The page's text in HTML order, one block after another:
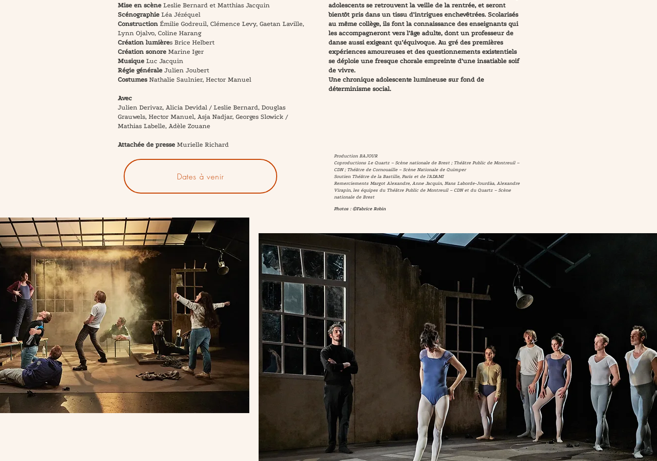
Production BAJOUR
Coproductions Le Quartz – Scène nationale de Brest ; Théâtre Public de Montreuil –
CDN ; Théâtre de Cornouaille – Scène Nationale de Quimper
Soutien Théâtre de la Bastille, Paris et de l'ADAMI
Remerciements Margot Alexandre, Anne Jacquin, Nans Laborde-Jourdàa, Alexandre
Virapin, les équipes du Théâtre Public de Montreuil – CDN et du Quartz – Scène
nationale de Brest
adolescents se retrouvent la veille de la rentrée, et seront
bientôt pris dans un tissu d’intrigues enchevêtrées. Scolarisés
au même collège, ils font la connaissance des enseignants qui
les accompagneront vers l’âge adulte, dont un professeur de
danse aussi exigeant qu’équivoque. Au gré des premières
expériences amoureuses et des questionnements existentiels
se déploie une fresque chorale empreinte d’une insatiable soif
de vivre.
Une chronique adolescente lumineuse sur fond de
déterminisme social.
Mise en scène Leslie Bernard et Matthias Jacquin
Scénographie Léa Jézéquel
Construction Émilie Godreuil, Clémence Levy, Gaetan Laville,
Lynn Ojalvo, Coline Harang
Création lumières Brice Helbert
Création sonore Marine Iger
Musique Luc Jacquin
Régie générale Julien Joubert
CostumesNathalie Saulnier, Hector Manuel
Avec
Julien Derivaz, Alicia Devidal / Leslie Bernard, Douglas
Grauwels, Hector Manuel, Asja Nadjar, Georges Slowick /
Mathias Labelle, Adèle Zouane
Attachée de presse Murielle Richard
Dates à venir
Photos : ©Fabrice Robin